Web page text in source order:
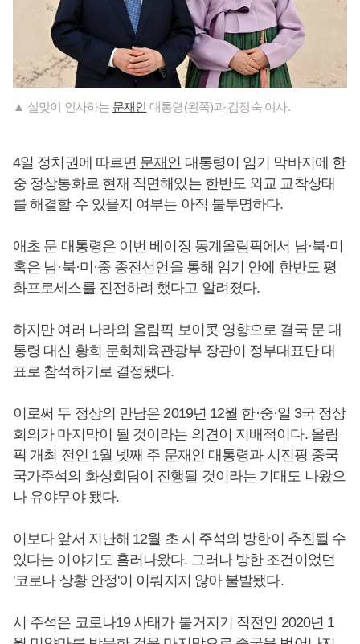
▲ 설맞이 인사하는 문재인 대통령(왼쪽)과 김정숙 여사.
4일 정치권에 따르면 문재인 대통령이 임기 막바지에 한
중 정상통화로 현재 직면해있는 한반도 외교 교착상태
를 해결할 수 있을지 여부는 아직 불투명하다.
애초 문 대통령은 이번 베이징 동계올림픽에서 남·북·미
혹은 남·북·미·중 종전선언을 통해 임기 안에 한반도 평
화프로세스를 진전하려 했다고 알려졌다.
하지만 여러 나라의 올림픽 보이콧 영향으로 결국 문 대
통령 대신 황희 문화체육관광부 장관이 정부대표단 대
표로 참석하기로 결정됐다.
이로써 두 정상의 만남은 2019년 12월 한·중·일 3국 정상
회의가 마지막이 될 것이라는 의견이 지배적이다. 올림
픽 개최 전인 1월 넷째 주 문재인 대통령과 시진핑 중국
국가주석의 화상회담이 진행될 것이라는 기대도 나왔으
나 유야무야 됐다.
이보다 앞서 지난해 12월 초 시 주석의 방한이 추진될 수
있다는 이야기도 흘러나왔다. 그러나 방한 조건이었던
'코로나 상황 안정'이 이뤄지지 않아 불발됐다.
시 주석은 코로나19 사태가 불거지기 직전인 2020년 1